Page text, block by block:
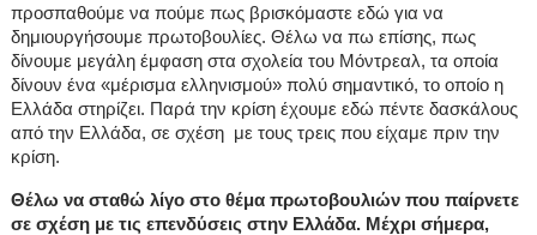
προσπαθούμε να πούμε πως βρισκόμαστε εδώ για να
δημιουργήσουμε πρωτοβουλίες. Θέλω να πω επίσης, πως
δίνουμε μεγάλη έμφαση στα σχολεία του Μόντρεαλ, τα οποία
δίνουν ένα «μέρισμα ελληνισμού» πολύ σημαντικό, το οποίο η
Ελλάδα στηρίζει. Παρά την κρίση έχουμε εδώ πέντε δασκάλους
από την Ελλάδα, σε σχέση με τους τρεις που είχαμε πριν την
κρίση.
Θέλω να σταθώ λίγο στο θέμα πρωτοβουλιών που παίρνετε
σε σχέση με τις επενδύσεις στην Ελλάδα. Μέχρι σήμερα,